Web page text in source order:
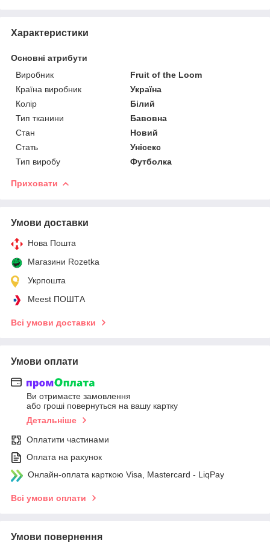
Характеристики
Основні атрибути
Виробник
Fruit of the Loom
Країна виробник
Україна
Колір
Білий
Тип тканини
Бавовна
Стан
Новий
Стать
Унісекс
Тип виробу
Футболка
Приховати
Умови доставки
Нова Пошта
Магазини Rozetka
Укрпошта
Meest ПОШТА
Всі умови доставки
Умови оплати
Ви отримаєте замовлення
або гроші повернуться на вашу картку
Детальніше
Оплатити частинами
Оплата на рахунок
Онлайн-оплата карткою Visa, Mastercard - LiqPay
Всі умови оплати
Умови повернення